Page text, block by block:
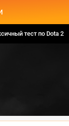
тест по Dota 2